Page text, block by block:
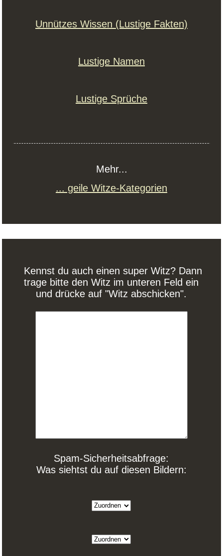
Unnützes Wissen (Lustige Fakten)
Lustige Namen
Lustige Sprüche
Mehr...
... geile Witze-Kategorien
Kennst du auch einen super Witz? Dann
trage bitte den Witz im unteren Feld ein
und drücke auf "Witz abschicken".
Spam-Sicherheitsabfrage:
Was siehtst du auf diesen Bildern: